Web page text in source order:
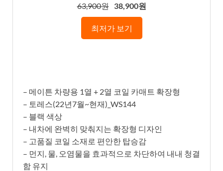
63,900원 38,900원
최저가 보기
– 메이튼 차량용 1열 + 2열 코일 카매트 확장형
– 토레스(22년7월~현재)_WS144
– 블랙 색상
– 내차에 완벽히 맞춰지는 확장형 디자인
– 고품질 코일 소재로 편안한 탑승감
– 먼지, 물, 오염물을 효과적으로 차단하여 내내 청결
함 유지